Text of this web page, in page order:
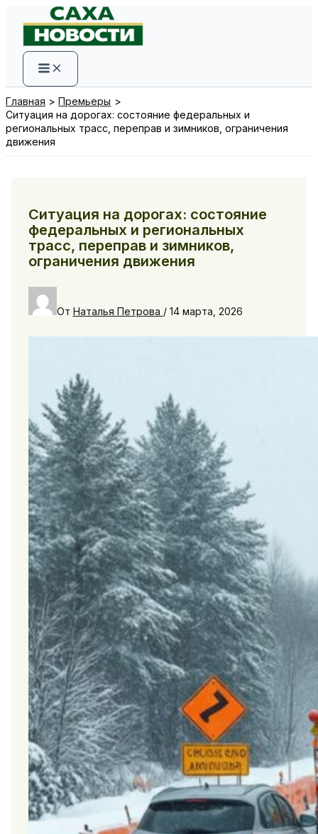
содержимому
Главная
Премьеры
Ситуация на дорогах: состояние федеральных и
региональных трасс, переправ и зимников, ограничения
движения
Ситуация на дорогах: состояние
федеральных и региональных
трасс, переправ и зимников,
ограничения движения
От Наталья Петрова / 14 марта, 2026